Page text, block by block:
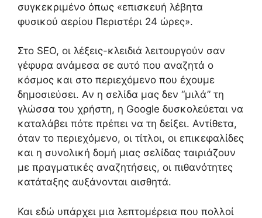
συγκεκριμένο όπως «επισκευή λέβητα
φυσικού αερίου Περιστέρι 24 ώρες».
Στο SEO, οι λέξεις-κλειδιά λειτουργούν σαν
γέφυρα ανάμεσα σε αυτό που αναζητά ο
κόσμος και στο περιεχόμενο που έχουμε
δημοσιεύσει. Αν η σελίδα μας δεν “μιλά” τη
γλώσσα του χρήστη, η Google δυσκολεύεται να
καταλάβει πότε πρέπει να τη δείξει. Αντίθετα,
όταν το περιεχόμενο, οι τίτλοι, οι επικεφαλίδες
και η συνολική δομή μιας σελίδας ταιριάζουν
με πραγματικές αναζητήσεις, οι πιθανότητες
κατάταξης αυξάνονται αισθητά.
Και εδώ υπάρχει μια λεπτομέρεια που πολλοί